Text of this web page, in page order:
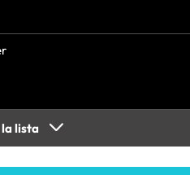
lista